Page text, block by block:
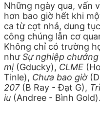
Những ngày qua, vấn
hơn bao giờ hết khi
ca từ cợt nhả, dung
công chúng lẫn cơ
Không chỉ có trường
nhưSự nghiệp chướng
mị (Gducky), CLME
Tinle), Chưa bao giờ
207(B Ray - Đạt G),
iu (Andree - Bình